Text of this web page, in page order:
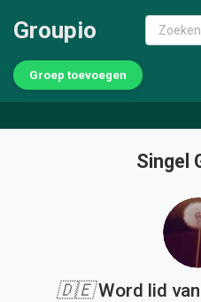
Groupio
Groep toevoegen
Singel
🇩🇪Word lid